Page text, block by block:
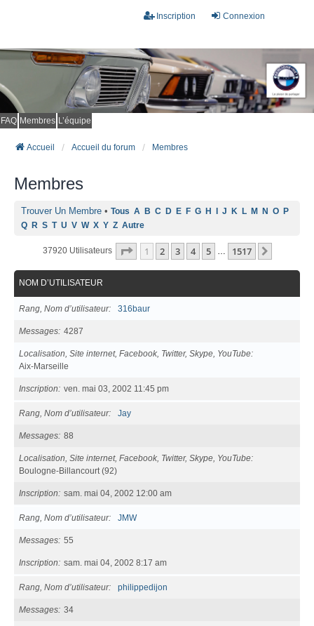
Connexion
Inscription
FAQ Membres L’équipe
Accueil Accueil du forum Membres
Membres
Trouver Un Membre • Tous A B C D E F G H I J K L M N O P
Q R S T U V W X Y Z Autre
37920 Utilisateurs Page 1Sur1517
1 2 3 4 5 … 1517
NOM D’UTILISATEUR
Rang, Nom d’utilisateur 316baur
Messages 4287
Localisation, Site internet, Facebook, Twitter, Skype, YouTube
Aix-Marseille
Inscription ven. mai 03, 2002 11:45 pm
Rang, Nom d’utilisateur Jay
Messages 88
Localisation, Site internet, Facebook, Twitter, Skype, YouTube
Boulogne-Billancourt (92)
Inscription sam. mai 04, 2002 12:00 am
Rang, Nom d’utilisateur JMW
Messages 55
Inscription sam. mai 04, 2002 8:17 am
Rang, Nom d’utilisateur philippedijon
Messages 34